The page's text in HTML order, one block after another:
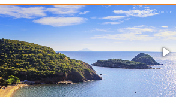
DEU
NED
FRA
PYC